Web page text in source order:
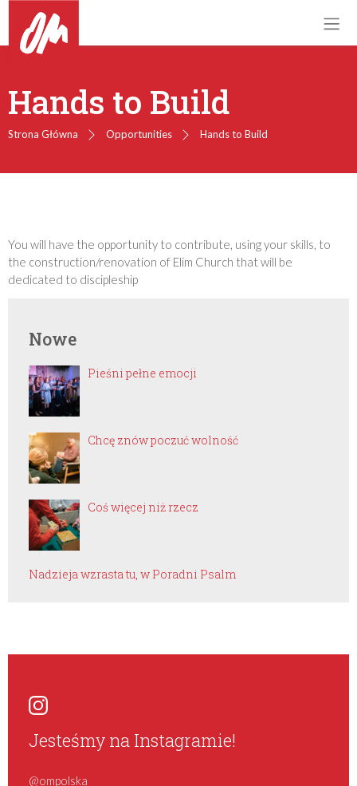
Hands to Build
Strona Główna Opportunities Hands to Build
You will have the opportunity to contribute, using your skills, to
the construction/renovation of Elim Church that will be
dedicated to discipleship
Nowe
Pieśni pełne emocji
Chcę znów poczuć wolność
Coś więcej niż rzecz
Nadzieja wzrasta tu, w Poradni Psalm
Jesteśmy na Instagramie!
@ompolska